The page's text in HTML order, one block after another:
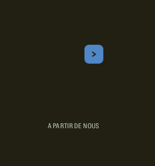
S'ABONNER
A PARTIR DE NOUS